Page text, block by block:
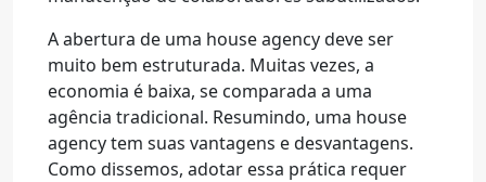
A abertura de uma house agency deve ser
muito bem estruturada. Muitas vezes, a
economia é baixa, se comparada a uma
agência tradicional. Resumindo, uma house
agency tem suas vantagens e desvantagens.
Como dissemos, adotar essa prática requer